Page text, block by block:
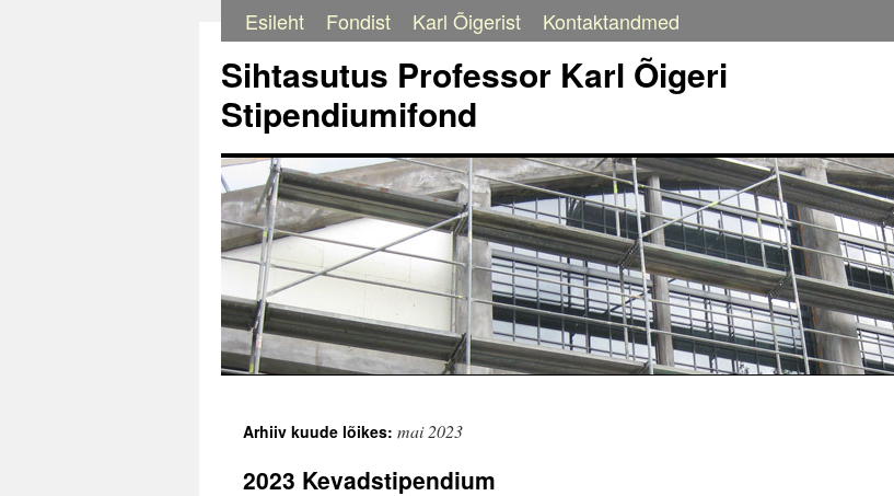
Liigu
juurde
Sihtasutus Professor Karl Õigeri
Stipendiumifond
Esileht Fondist Karl Õigerist Kontaktandmed
Arhiiv kuude lõikes: mai 2023
2023 Kevadstipendium